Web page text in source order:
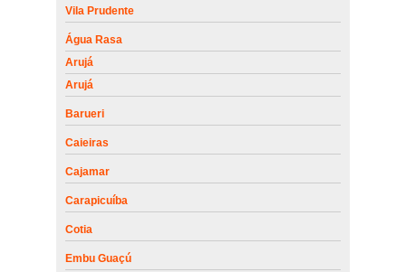
Vila Prudente
Água Rasa
Arujá
Arujá
Barueri
Caieiras
Cajamar
Carapicuíba
Cotia
Embu Guaçú